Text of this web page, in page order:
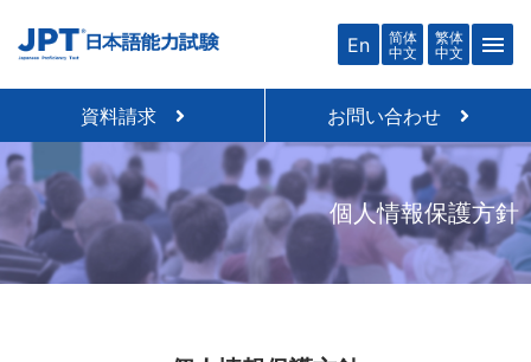
En
简体
中文
繁体
中文
menu
資料請求 お問い合わせ
個人情報保護方針